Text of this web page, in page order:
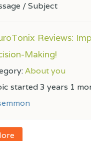
/ Subject
Reviews:
Making!
About you
started 3 years 1